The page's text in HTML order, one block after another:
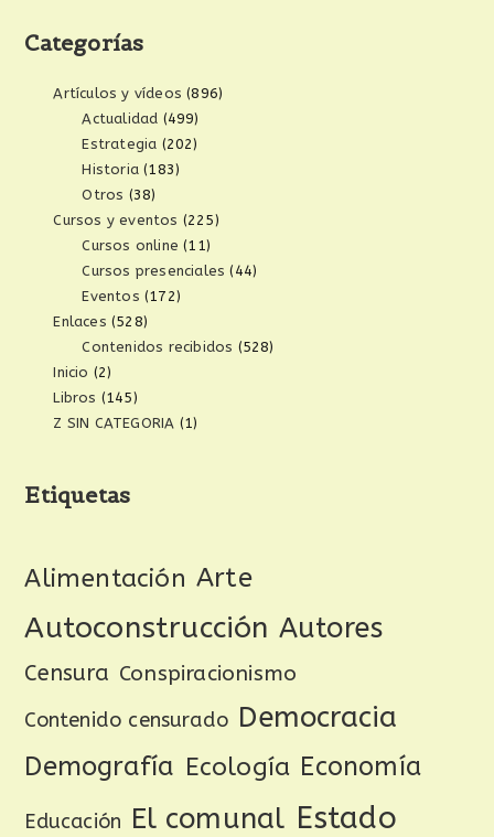
Categorías
Artículos y vídeos (896)
Actualidad (499)
Estrategia (202)
Historia (183)
Otros (38)
Cursos y eventos (225)
Cursos online (11)
Cursos presenciales (44)
Eventos (172)
Enlaces (528)
Contenidos recibidos (528)
Inicio (2)
Libros (145)
Z SIN CATEGORIA (1)
Etiquetas
Alimentación Arte
Autoconstrucción Autores
Censura Conspiracionismo
Contenido censurado Democracia
Demografía Ecología Economía
Educación El comunal Estado